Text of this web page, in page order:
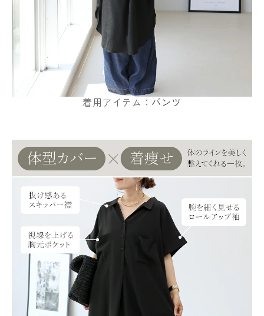
着用アイテム： パンツ